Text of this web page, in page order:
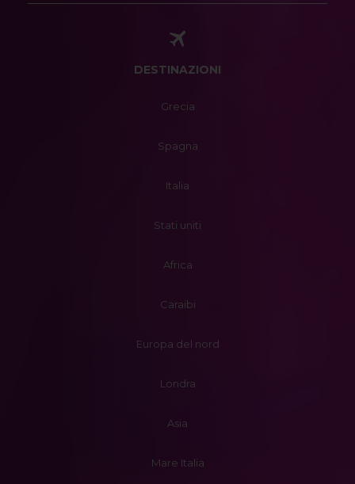
DESTINAZIONI
Grecia
Spagna
Italia
Stati uniti
Africa
Caraibi
Europa del nord
Londra
Asia
Mare Italia